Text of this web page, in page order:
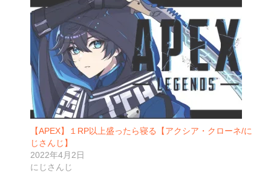
【APEX】１RP以上盛ったら寝る【アクシア・クローネ/に
じさんじ】
2022年4月2日
にじさんじ